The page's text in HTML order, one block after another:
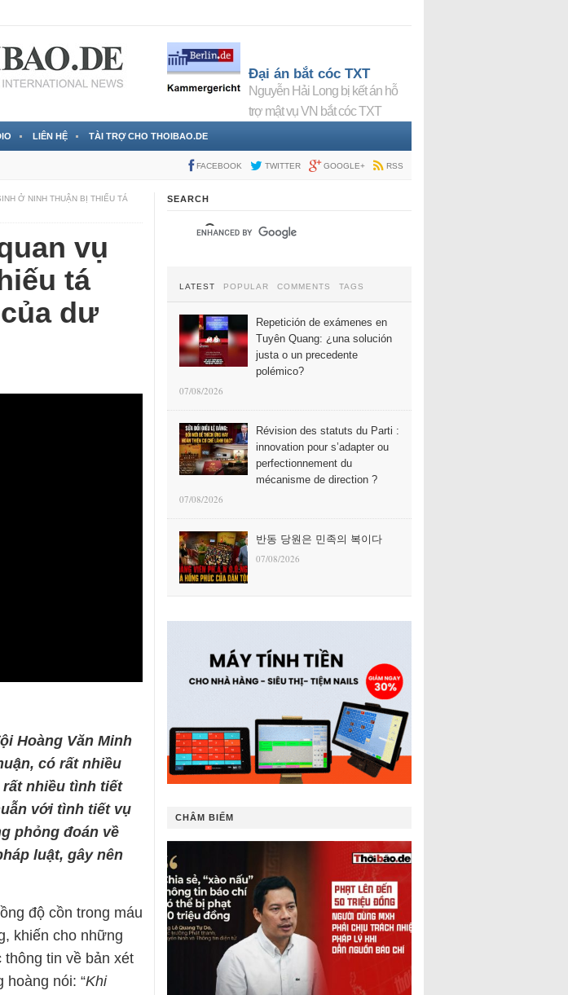
Đại án bắt cóc TXT
Nguyễn Hải Long bị kết án hỗ
trợ mật vụ VN bắt cóc TXT
LIÊN HỆ TÀI TRỢ CHO THOIBAO.DE
FACEBOOK TWITTER GOOGLE+ RSS
Ở NINH THUẬN BỊ THIẾU TÁ
vụ
tá
dư
Hoàng Văn Minh
có rất nhiều
nhiều tình tiết
với tình tiết vụ
phỏng đoán về
luật, gây nên
độ cồn trong máu
khiến cho những
tin về bản xét
hoàng nói: “Khi
SEARCH
LATEST POPULAR COMMENTS TAGS
Repetición de exámenes en
Tuyên Quang: ¿una solución
justa o un precedente
polémico?
07/08/2026
Révision des statuts du Parti :
innovation pour s’adapter ou
perfectionnement du
mécanisme de direction ?
07/08/2026
반동 당원은 민족의 복이다
07/08/2026
CHÂM BIẾM